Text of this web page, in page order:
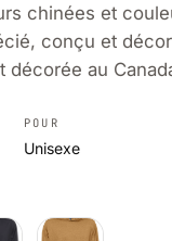
chinées et
conçu et
décorée au
POUR
Unisexe